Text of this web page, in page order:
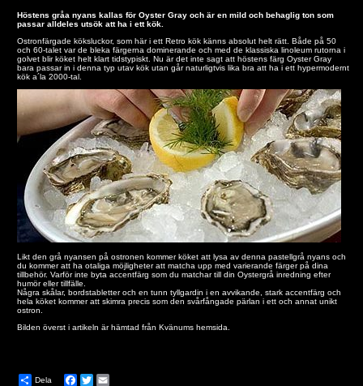
Höstens gråa nyans kallas för Oyster Gray och är en mild och behaglig ton som
passar alldeles utsök att ha i ett kök.
Ostronfärgade köksluckor, som här i ett Retro kök känns absolut helt rätt. Både på 50
och 60-talet var de bleka färgerna dominerande och med de klassiska linoleum rutorna i
golvet blir köket helt klart tidstypiskt. Nu är det inte sagt att höstens färg Oyster Gray
bara passar in i denna typ utav kök utan går naturligtvis lika bra att ha i ett hypermodernt
kök a´la 2000-tal.
Likt den grå nyansen på ostronen kommer köket att lysa av denna pastellgrå nyans och
du kommer att ha otaliga möjligheter att matcha upp med varierande färger på dina
tillbehör. Varför inte byta accentfärg som du matchar till din Oystergrå inredning efter
humör eller tillfälle.
Några skålar, bordstabletter och en tunn tyllgardin i en avvikande, stark accentfärg och
hela köket kommer att skimra precis som den svårfångade pärlan i ett och annat unikt
ostron.
Bilden överst i artikeln är hämtad från Kvänums hemsida.
Dela Facebook
Twitter